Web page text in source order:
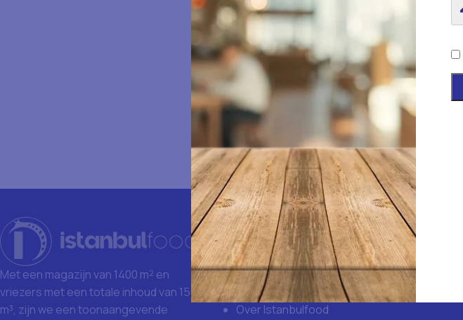
Met een magazijn van 1400 m² en
vriezers met een totale inhoud van 1500
m³, zijn we een toonaangevende
Istanbulfood
Waarom Istanbulfood?
Grote aankoop
Missie en visie
Over Istanbulfood